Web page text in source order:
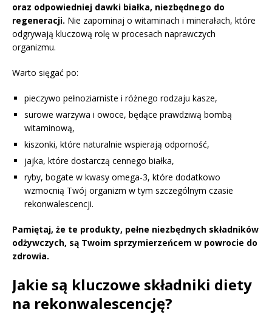
oraz odpowiedniej dawki białka, niezbędnego do
regeneracji. Nie zapominaj o witaminach i minerałach, które
odgrywają kluczową rolę w procesach naprawczych
organizmu.
Warto sięgać po:
pieczywo pełnoziarniste i różnego rodzaju kasze,
surowe warzywa i owoce, będące prawdziwą bombą
witaminową,
kiszonki, które naturalnie wspierają odporność,
jajka, które dostarczą cennego białka,
ryby, bogate w kwasy omega-3, które dodatkowo
wzmocnią Twój organizm w tym szczególnym czasie
rekonwalescencji.
Pamiętaj, że te produkty, pełne niezbędnych składników
odżywczych, są Twoim sprzymierzeńcem w powrocie do
zdrowia.
Jakie są kluczowe składniki diety
na rekonwalescencję?